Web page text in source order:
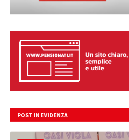
POST IN EVIDENZA